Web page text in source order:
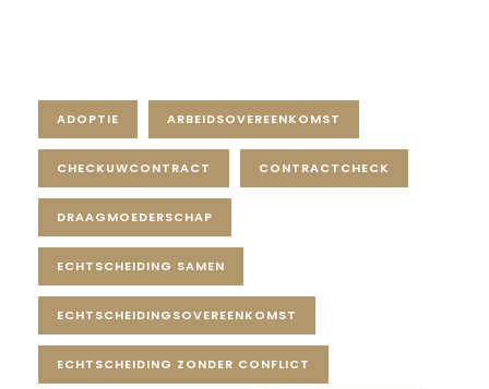
ADOPTIE ARBEIDSOVEREENKOMST
CHECKUWCONTRACT CONTRACTCHECK
DRAAGMOEDERSCHAP
ECHTSCHEIDING SAMEN
ECHTSCHEIDINGSOVEREENKOMST
ECHTSCHEIDING ZONDER CONFLICT